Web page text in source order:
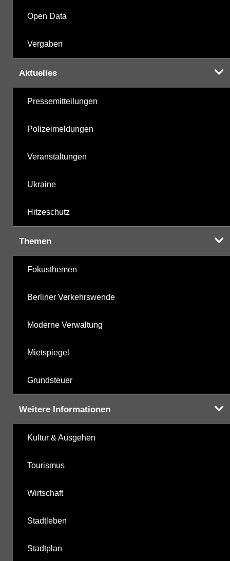
Open Data
Vergaben
Aktuelles
Pressemitteilungen
Polizeimeldungen
Veranstaltungen
Ukraine
Hitzeschutz
Themen
Fokusthemen
Berliner Verkehrswende
Moderne Verwaltung
Mietspiegel
Grundsteuer
Weitere Informationen
Kultur & Ausgehen
Tourismus
Wirtschaft
Stadtleben
Stadtplan